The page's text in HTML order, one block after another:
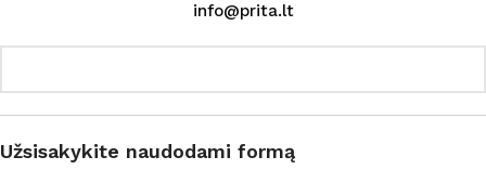
info@prita.lt
Užsisakykite naudodami formą